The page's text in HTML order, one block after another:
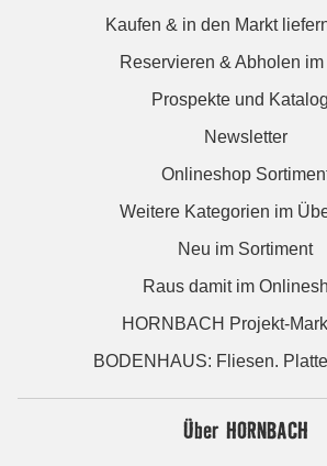
Kaufen & in den Markt
Reservieren & Abholen
Prospekte und
Newsletter
Onlineshop
Weitere Kategorien im
Neu im Sortiment
Raus damit im
HORNBACH Projekt-
BODENHAUS: Fliesen.
Über HORNBACH